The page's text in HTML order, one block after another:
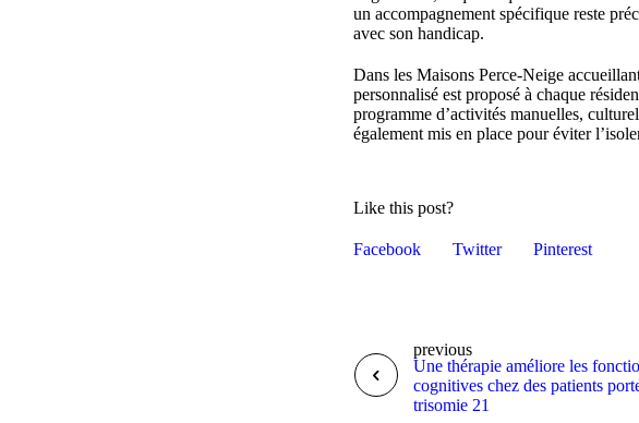
un accompagnement spécifique reste
avec son handicap.
Dans les Maisons Perce-Neige
personnalisé est proposé à chaque
programme d’activités manuelles,
également mis en place pour éviter
Like this post?
Facebook Twitter Pinterest
Une thérapie améliore les
cognitives chez des patients
trisomie 21
previous